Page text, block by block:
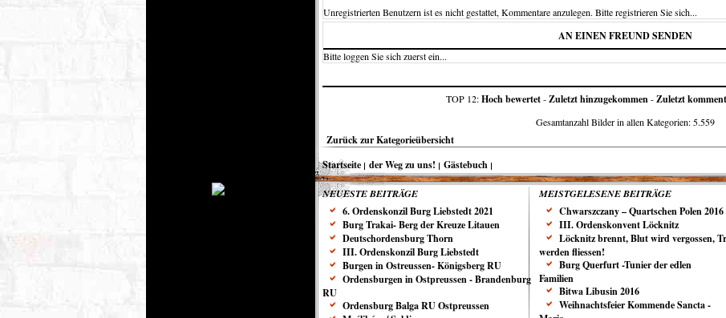
Unregistrierten Benutzern ist es nicht gestattet, Kommentare anzulegen. Bitte registrieren Sie sich...
AN EINEN FREUND SENDEN
Bitte loggen Sie sich zuerst ein...
TOP 12:Hoch bewertet-Zuletzt hinzugekommen -Zuletzt
Gesamtanzahl Bilder in allen Kategorien: 5.559
Zurück zur Kategorieübersicht
Startseite der Weg zu uns! Gästebuch
NEUESTE BEITRÄGE
6. Ordenskonzil Burg Liebstedt 2021
Burg Trakai- Berg der Kreuze Litauen
Deutschordensburg Thorn
III. Ordenskonzil Burg Liebstedt
Burgen in Ostreussen- Königsberg RU
Ordensburgen in Ostpreussen - Brandenburg
RU
Ordensburg Balga RU Ostpreussen
MEISTGELESENE BEITRÄGE
Chwarszczany – Quartschen Polen 2016
III. Ordenskonvent Löcknitz
Löcknitz brennt, Blut wird vergossen,
werden fliessen!
Burg Querfurt -Tunier der edlen
Familien
Bitwa Libusin 2016
Weihnachtsfeier Kommende Sancta -